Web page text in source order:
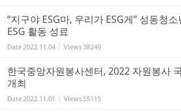
“지구야 ESG마, 우리가 ESG게” 성동청
ESG 활동 성료
Date 2022.11.04 Views 38249
한국중앙자원봉사센터, 2022 자원봉사
개최
Date 2022.11.01 Views 55115